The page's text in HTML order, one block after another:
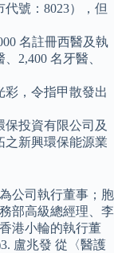
號：8023），但
名註冊西醫及執
2,400 名牙醫、
彩，令指甲散發出
投資有限公司及
之新興環保能源業
公司執行董事；胞
部高級總經理、李
港小輪的執行董
盧兆發 從〈醫護